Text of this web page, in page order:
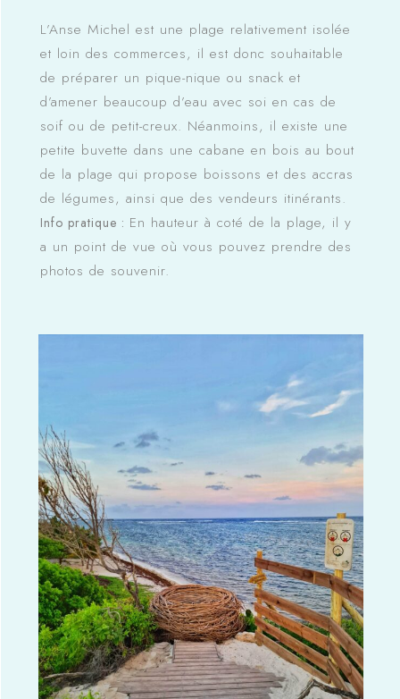
L’Anse Michel est une plage relativement isolée
et loin des commerces, il est donc souhaitable
de préparer un pique-nique ou snack et
d’amener beaucoup d’eau avec soi en cas de
soif ou de petit-creux. Néanmoins, il existe une
petite buvette dans une cabane en bois au bout
de la plage qui propose boissons et des accras
de légumes, ainsi que des vendeurs itinérants.
Info pratique : En hauteur à coté de la plage, il y
a un point de vue où vous pouvez prendre des
photos de souvenir.